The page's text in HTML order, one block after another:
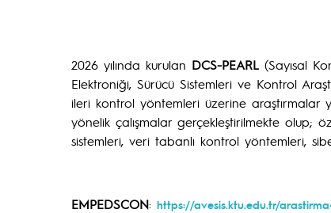
2026 yılında kurulan DCS-PEARL (Sayısal
Elektroniği, Sürücü Sistemleri ve Kontrol
ileri kontrol yöntemleri üzerine araştırmalar
yönelik çalışmalar gerçekleştirilmekte olup;
sistemleri, veri tabanlı kontrol yöntemleri,
EMPEDSCON: https://avesis.ktu.edu.tr/